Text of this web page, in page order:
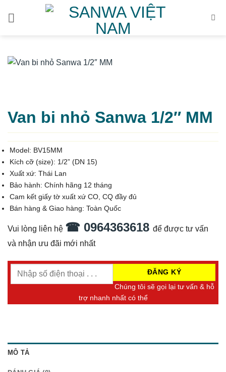
Van bi nhỏ Sanwa 1/2″ MM
Model: BV15MM
Kích cỡ (size): 1/2” (DN 15)
Xuất xứ: Thái Lan
Bảo hành:Chính hãng 12 tháng
Cam kết giấy tờ xuất xứ CO, CQ đầy đủ
Bán hàng & Giao hàng:Toàn Quốc
Vui lòng liên hệ ☎ 0964363618 để được tư vấn
và nhận ưu đãi mới nhất
Chúng tôi sẽ gọi lại tư vấn & hỗ
trợ nhanh nhất có thể
MÔ TẢ